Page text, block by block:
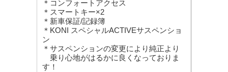
＊コンフォートアクセス
＊スマートキー×2
＊新車保証/記録簿
＊KONI スペシャルACTIVEサスペンショ
ン
＊サスペンションの変更により純正より
乗り心地がはるかに良くなっておりま
す！